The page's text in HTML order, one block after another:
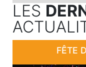
LES
FÊTE